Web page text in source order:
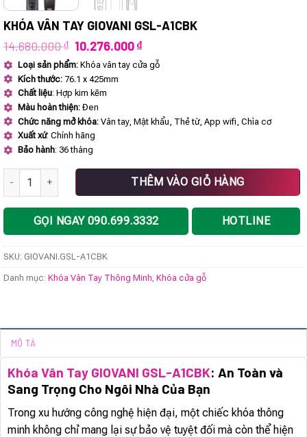
KHÓA VÂN TAY GIOVANI GSL-A1CBK
14.680.000₫ Giá
gốc
là:
14.680.000 ₫.
10.276.000₫Giá
hiện
tại
Loại sản phẩm: Khóa vân tay cửa gỗ
Kích thước: 76.1 x 425mm
Chất liệu: Hợp kim kẽm
Màu hoàn thiện: Đen
Chức năng mở khóa: Vân tay, Mật khẩu, Thẻ từ, App wifi, Chìa cơ
Xuất xứ: Chính hãng
Bảo hành: 36 tháng
Khóa vân tay GIOVANI GSL-A1CBK số lượng
THÊM VÀO GIỎ HÀNG
GỌI NGAY 090.699.3332 HOTLINE
SKU: GIOVANI.GSL-A1CBK
Danh mục: Khóa Vân Tay Thông Minh Khóa cửa gỗ
MÔ TẢ
Khóa Vân Tay GIOVANI GSL-A1CBK: An Toàn và
Sang Trọng Cho Ngôi Nhà Của Bạn
Trong xu hướng công nghệ hiện đại, một chiếc khóa thông
minh không chỉ mang lại sự bảo vệ tuyệt đối mà còn thể hiện